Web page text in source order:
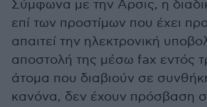
Σύμφωνα με την Αρσις, η
επί των προστίμων που έχει
απαιτεί την ηλεκτρονική
αποστολή της μέσω fax εντός
άτομα που διαβιούν σε
κανόνα, δεν έχουν πρόσβαση